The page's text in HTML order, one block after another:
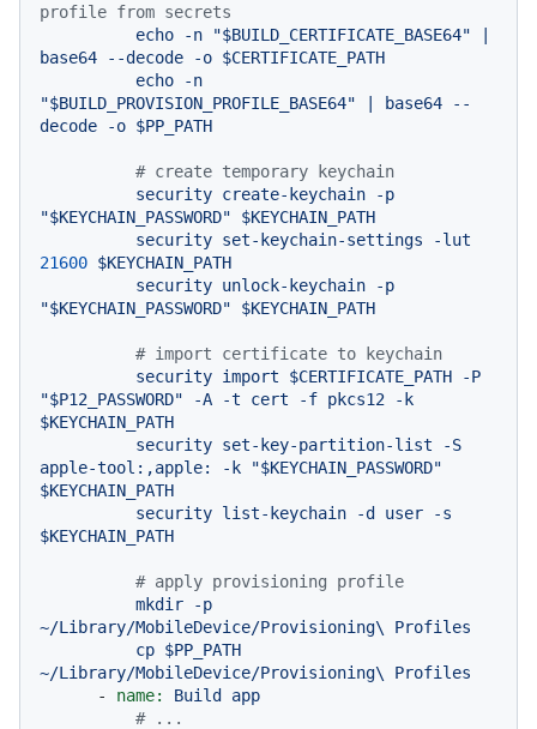
profile from secrets
echo
-n "$BUILD_CERTIFICATE_BASE64"
|
base64
--decode -o $CERTIFICATE_PATH
echo
-n
"$BUILD_PROVISION_PROFILE_BASE64"
| base64
--
decode
-o $PP_PATH
# create temporary keychain
security create-keychain
-p
"$KEYCHAIN_PASSWORD"
$KEYCHAIN_PATH
security set-keychain-settings
-lut
21600 $KEYCHAIN_PATH
security unlock-keychain
-p
"$KEYCHAIN_PASSWORD"
$KEYCHAIN_PATH
# import certificate to keychain
security import $CERTIFICATE_PATH
-P
"$P12_PASSWORD"
-A -t cert -f pkcs12
-k
$KEYCHAIN_PATH
security set-key-partition-list
-S
apple-tool:,apple:
-k
"$KEYCHAIN_PASSWORD"
$KEYCHAIN_PATH
security list-keychain -d user
-s
$KEYCHAIN_PATH
# apply provisioning profile
mkdir
-p
~/Library/MobileDevice/Provisioning\
Profiles
cp $PP_PATH
~/Library/MobileDevice/Provisioning\
Profiles
-
name: Build app
# ...